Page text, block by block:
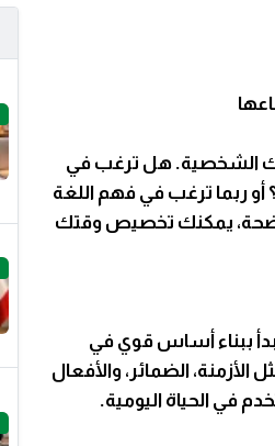
الشخصية. هل ترغب في
أو ربما ترغب في فهم اللغة
يمكنك تخصيص وقتك
ببناء أساس قوي في
الضمائر، والأفعال
في الحياة اليومية.